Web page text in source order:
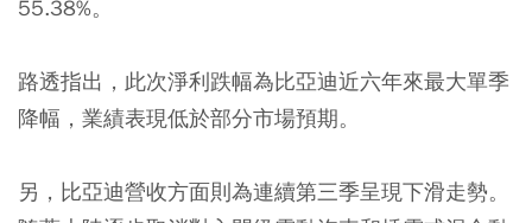
55.38%。
路透指出，此次淨利跌幅為比亞迪近六年來最大單季
降幅，業績表現低於部分市場預期。
另，比亞迪營收方面則為連續第三季呈現下滑走勢。